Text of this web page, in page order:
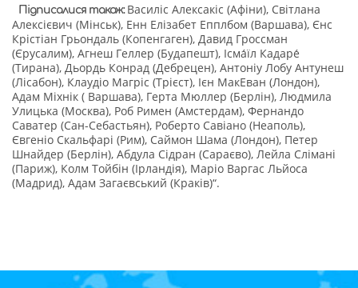
Підписалися також: Василіс Алексакіс (Афіни), Світлана
Алексієвич (Мінськ), Енн Елізабет Епплбом (Варшава), Єнс
Крістіан Грьондаль (Копенгаген), Давид Гроссман
(Єрусалим), Агнеш Геллер (Будапешт), Ісма́їл Кадаре́
(Тирана), Дьордь Конрад (Дебрецен), Антоніу Лобу Антунеш
(Лісабон), Клаудіо Магріс (Трієст), Ієн МакЕван (Лондон),
Адам Міхнік ( Варшава), Герта Мюллер (Берлін), Людмила
Улицька (Москва), Роб Римен (Амстердам), Фернандо
Саватер (Сан-Себастьян), Роберто Савіано (Неаполь),
Євгеніо Скальфарі (Рим), Саймон Шама (Лондон), Петер
Шнайдер (Берлін), Абдула Сідран (Сараєво), Лейла Слімані
(Париж), Колм Тойбін (Ірландія), Маріо Варгас Льйоса
(Мадрид), Адам Загаєвський (Краків)“.